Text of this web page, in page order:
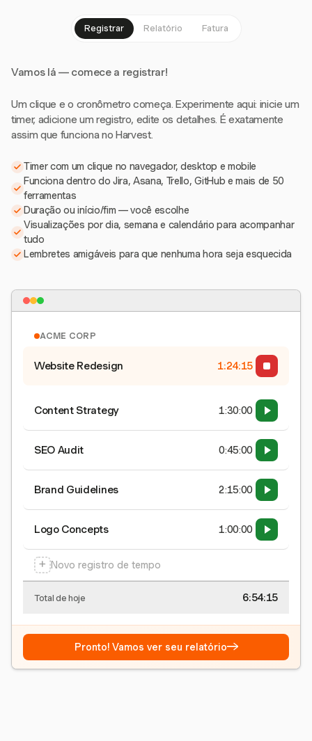
Registrar Relatório Fatura
Vamos lá — comece a registrar!
Um clique e o cronômetro começa. Experimente aqui: inicie um
timer, adicione um registro, edite os detalhes. É exatamente
assim que funciona no Harvest.
Timer com um clique no navegador, desktop e mobile
Funciona dentro do Jira, Asana, Trello, GitHub e mais de 50
ferramentas
Duração ou início/fim — você escolhe
Visualizações por dia, semana e calendário para acompanhar
tudo
Lembretes amigáveis para que nenhuma hora seja esquecida
ACME CORP
Website Redesign 1:24:15
Content Strategy 1:30:00
SEO Audit 0:45:00
Brand Guidelines 2:15:00
Logo Concepts 1:00:00
+ Novo registro de tempo
Total de hoje 6:54:15
Pronto! Vamos ver seu relatório→